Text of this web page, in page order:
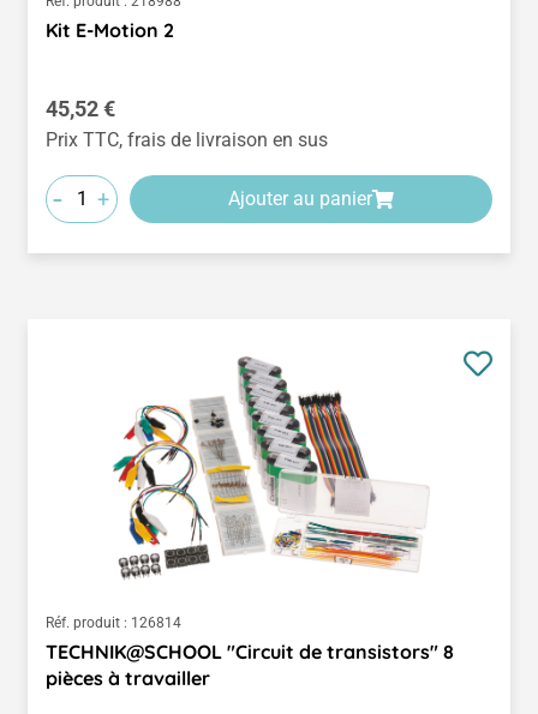
Kit E-Motion 2
Prix régulier :
45,52 €
Prix TTC, frais de livraison en sus
- + Ajouter au panier
Réf. produit : 126814
TECHNIK@SCHOOL "Circuit de transistors" 8
pièces à travailler